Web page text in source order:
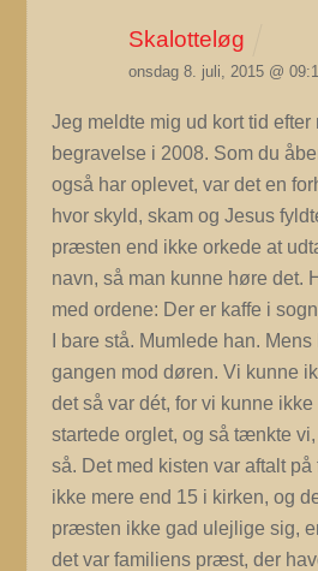
Skalotteløg
onsdag 8. juli, 2015 @
Jeg meldte mig ud kort tid efter
begravelse i 2008. Som du
også har oplevet, var det en
hvor skyld, skam og Jesus
præsten end ikke orkede at
navn, så man kunne høre det.
med ordene: Der er kaffe i
I bare stå. Mumlede han.
gangen mod døren. Vi kunne
det så var dét, for vi kunne
startede orglet, og så tænkte vi,
så. Det med kisten var aftalt
ikke mere end 15 i kirken, og
præsten ikke gad ulejlige sig,
det var familiens præst, der